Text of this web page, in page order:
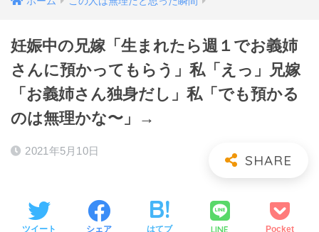
妊娠中の兄嫁「生まれたら週１でお義姉
さんに預かってもらう」私「えっ」兄嫁
「お義姉さん独身だし」私「でも預かる
のは無理かな〜」→
2021年5月10日
ツイート シェア はてブ LINE Pocket